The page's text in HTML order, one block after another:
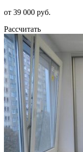
от 39 000 руб.
Рассчитать